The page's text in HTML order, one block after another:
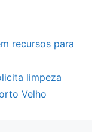
recursos para
limpeza
Velho